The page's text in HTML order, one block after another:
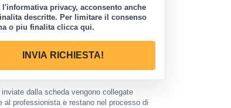
l'informativa privacy, acconsento anche
descritte. Per limitare il consenso
o piu finalita clicca qui.
INVIA RICHIESTA!
inviate dalla scheda vengono collegate
al professionista e restano nel processo di